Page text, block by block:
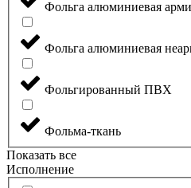
Фольга алюминиевая
Фольга алюминиевая
Фольгированный ПВХ
Фольма-ткань
Показать все
Исполнение